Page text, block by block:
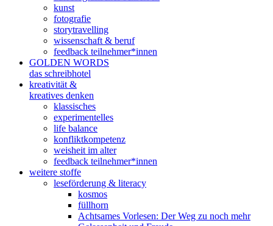
kunst
fotografie
storytravelling
wissenschaft & beruf
feedback teilnehmer*innen
GOLDEN WORDS
das schreibhotel
kreativität &
kreatives denken
klassisches
experimentelles
life balance
konfliktkompetenz
weisheit im alter
feedback teilnehmer*innen
weitere stoffe
leseförderung & literacy
kosmos
füllhorn
Achtsames Vorlesen: Der Weg zu noch mehr